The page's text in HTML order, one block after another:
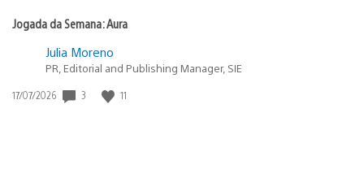
Jogada da Semana: Aura
Julia Moreno
PR, Editorial and Publishing Manager, SIE
Data
17/07/2026 3 11